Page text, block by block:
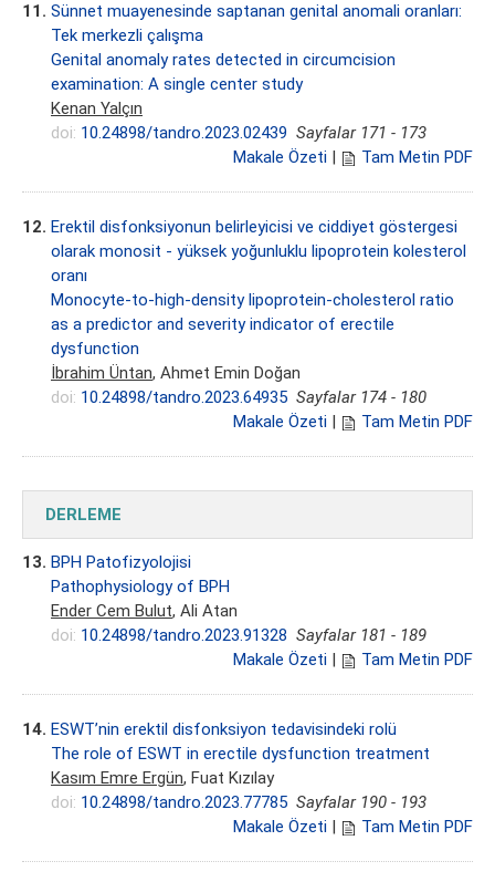
11. Sünnet muayenesinde saptanan genital anomali oranları:
Tek merkezli çalışma
Genital anomaly rates detected in circumcision
examination: A single center study
Kenan Yalçın
doi: 10.24898/tandro.2023.02439 Sayfalar 171 - 173
Makale Özeti
Tam Metin PDF
12. Erektil disfonksiyonun belirleyicisi ve ciddiyet göstergesi
olarak monosit - yüksek yoğunluklu lipoprotein kolesterol
oranı
Monocyte-to-high-density lipoprotein-cholesterol ratio
as a predictor and severity indicator of erectile
dysfunction
İbrahim Üntan, Ahmet Emin Doğan
doi: 10.24898/tandro.2023.64935 Sayfalar 174 - 180
Makale Özeti
Tam Metin PDF
DERLEME
13. BPH Patofizyolojisi
Pathophysiology of BPH
Ender Cem Bulut, Ali Atan
doi: 10.24898/tandro.2023.91328 Sayfalar 181 - 189
Makale Özeti
Tam Metin PDF
14. ESWT’nin erektil disfonksiyon tedavisindeki rolü
The role of ESWT in erectile dysfunction treatment
Kasım Emre Ergün, Fuat Kızılay
doi: 10.24898/tandro.2023.77785 Sayfalar 190 - 193
Makale Özeti
Tam Metin PDF